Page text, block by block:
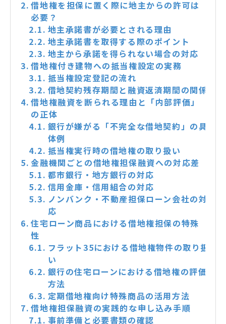
借地権を担保に置く際に地主からの許可は
必要？
地主承諾書が必要とされる理由
地主承諾書を取得する際のポイント
地主から承諾を得られない場合の対応
借地権付き建物への抵当権設定の実務
抵当権設定登記の流れ
借地契約残存期間と融資返済期間の関係
借地権融資を断られる理由と「内部評価」
の正体
銀行が嫌がる「不完全な借地契約」の具
体例
抵当権実行時の借地権の取り扱い
金融機関ごとの借地権担保融資への対応差
都市銀行・地方銀行の対応
信用金庫・信用組合の対応
ノンバンク・不動産担保ローン会社の対
応
住宅ローン商品における借地権担保の特殊
性
フラット35における借地権物件の取り扱
い
銀行の住宅ローンにおける借地権の評価
方法
定期借地権向け特殊商品の活用方法
借地権担保融資の実践的な申し込み手順
事前準備と必要書類の確認